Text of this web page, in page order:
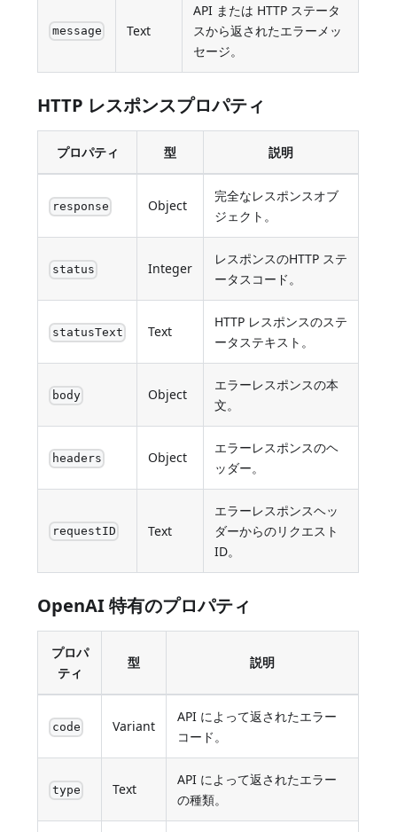
message Text
API または HTTP ステータ
スから返されたエラーメッ
セージ。
HTTP レスポンスプロパティ
プロパティ 型 説明
response Object
完全なレスポンスオブ
ジェクト。
status Integer
レスポンスのHTTP ステ
ータスコード。
statusText Text
HTTP レスポンスのステ
ータステキスト。
body Object
エラーレスポンスの本
文。
headers Object
エラーレスポンスのヘ
ッダー。
requestID Text
エラーレスポンスヘッ
ダーからのリクエスト
ID。
OpenAI 特有のプロパティ
プロパ
ティ
型 説明
code Variant
API によって返されたエラー
コード。
type Text
API によって返されたエラー
の種類。